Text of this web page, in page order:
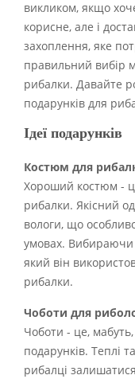
викликом, якщо
корисне, але і
захоплення, яке
правильний вибір
рибалки. Давайте
подарунків для
Ідеї подарунків
Костюм для
Хороший костюм -
рибалки. Якісний
вологи, що
умовах. Вибираючи
який він
рибалки.
Чоботи для
Чоботи - це,
подарунків. Теплі
рибалці